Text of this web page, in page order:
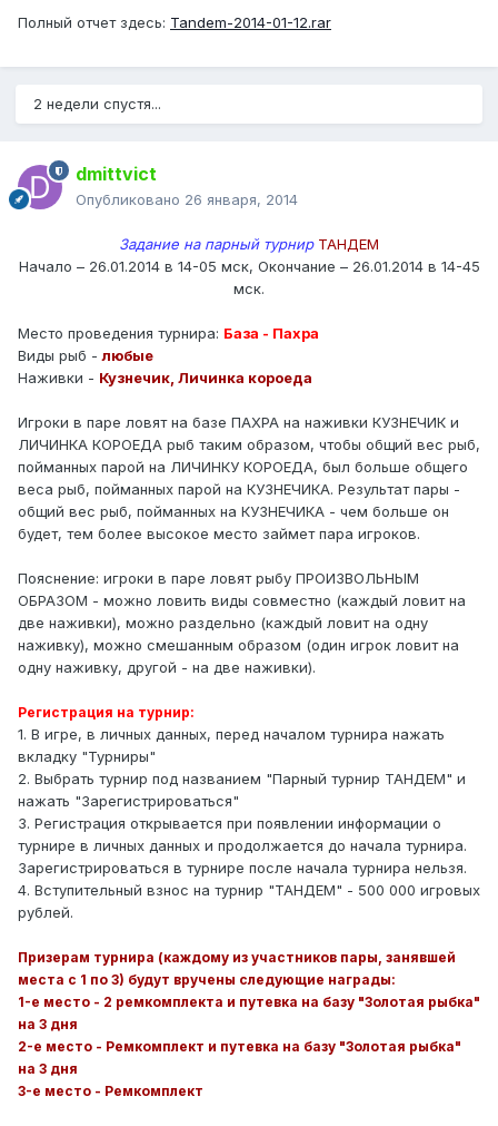
Полный отчет здесь: Tandem-2014-01-12.rar
2 недели спустя...
dmittvict
Опубликовано 26 января, 2014
Задание на парный турнир ТАНДЕМ
Начало – 26.01.2014 в 14-05 мск, Окончание – 26.01.2014 в 14-45
мск.
Место проведения турнира: База - Пахра
Виды рыб -любые
Наживки - Кузнечик, Личинка короеда
Игроки в паре ловят на базе ПАХРА на наживки КУЗНЕЧИК и
ЛИЧИНКА КОРОЕДА рыб таким образом, чтобы общий вес рыб,
пойманных парой на ЛИЧИНКУ КОРОЕДА, был больше общего
веса рыб, пойманных парой на КУЗНЕЧИКА. Результат пары -
общий вес рыб, пойманных на КУЗНЕЧИКА - чем больше он
будет, тем более высокое место займет пара игроков.
Пояснение: игроки в паре ловят рыбу ПРОИЗВОЛЬНЫМ
ОБРАЗОМ - можно ловить виды совместно (каждый ловит на
две наживки), можно раздельно (каждый ловит на одну
наживку), можно смешанным образом (один игрок ловит на
одну наживку, другой - на две наживки).
Регистрация на турнир:
1. В игре, в личных данных, перед началом турнира нажать
вкладку "Турниры"
2. Выбрать турнир под названием "Парный турнир ТАНДЕМ" и
нажать "Зарегистрироваться"
3. Регистрация открывается при появлении информации о
турнире в личных данных и продолжается до начала турнира.
Зарегистрироваться в турнире после начала турнира нельзя.
4. Вступительный взнос на турнир "ТАНДЕМ" - 500 000 игровых
рублей.
Призерам турнира (каждому из участников пары, занявшей
места с 1 по 3) будут вручены следующие награды:
1-е место - 2 ремкомплекта и путевка на базу "Золотая рыбка"
на 3 дня
2-е место - Ремкомплект и путевка на базу "Золотая рыбка"
на 3 дня
3-е место - Ремкомплект